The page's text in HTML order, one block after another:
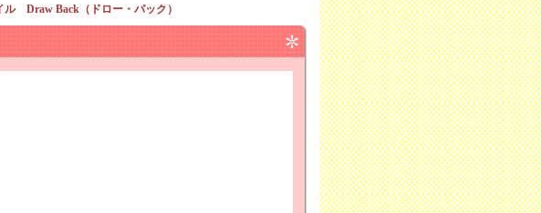
ル Draw Back（ドロー・バック）